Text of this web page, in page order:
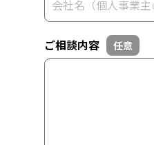
ご相談内容 任意